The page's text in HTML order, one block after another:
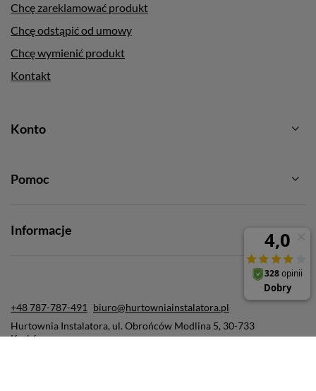
Chcę zareklamować produkt
Chcę odstąpić od umowy
Chcę wymienić produkt
Kontakt
Konto
Pomoc
Informacje
+48 787-787-491
biuro@hurtowniainstalatora.pl
Hurtownia Instalatora, ul. Obrońców Modlina 5, 30-733
Kraków